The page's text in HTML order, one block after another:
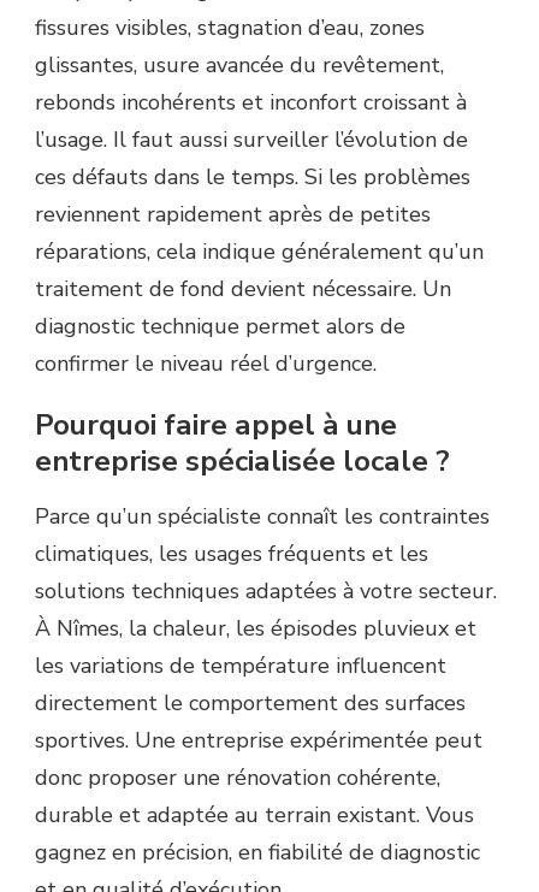
fissures visibles, stagnation d’eau, zones
glissantes, usure avancée du revêtement,
rebonds incohérents et inconfort croissant à
l’usage. Il faut aussi surveiller l’évolution de
ces défauts dans le temps. Si les problèmes
reviennent rapidement après de petites
réparations, cela indique généralement qu’un
traitement de fond devient nécessaire. Un
diagnostic technique permet alors de
confirmer le niveau réel d’urgence.
Pourquoi faire appel à une
entreprise spécialisée locale ?
Parce qu’un spécialiste connaît les contraintes
climatiques, les usages fréquents et les
solutions techniques adaptées à votre secteur.
À Nîmes, la chaleur, les épisodes pluvieux et
les variations de température influencent
directement le comportement des surfaces
sportives. Une entreprise expérimentée peut
donc proposer une rénovation cohérente,
durable et adaptée au terrain existant. Vous
gagnez en précision, en fiabilité de diagnostic